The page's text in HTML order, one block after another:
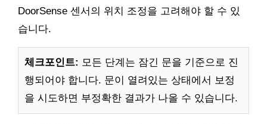
DoorSense 센서의 위치 조정을 고려해야 할 수 있
습니다.
체크포인트: 모든 단계는 잠긴 문을 기준으로 진
행되어야 합니다. 문이 열려있는 상태에서 보정
을 시도하면 부정확한 결과가 나올 수 있습니다.